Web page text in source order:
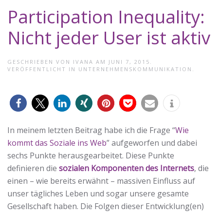
Participation Inequality:
Nicht jeder User ist aktiv
GESCHRIEBEN VON IVANA AM JUNI 7, 2015 .
VERÖFFENTLICHT IN UNTERNEHMENSKOMMUNIKATION .
0
In meinem letzten Beitrag habe ich die Frage “Wie
kommt das Soziale ins Web” aufgeworfen und dabei
sechs Punkte herausgearbeitet. Diese Punkte
definieren die sozialen Komponenten des Internets, die
einen – wie bereits erwähnt – massiven Einfluss auf
unser tägliches Leben und sogar unsere gesamte
Gesellschaft haben. Die Folgen dieser Entwicklung(en)